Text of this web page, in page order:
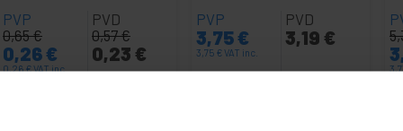
PVP
0,65€
0,26€
0,26€VAT inc.
PVD
0,57€
0,23 €
PVP
3,75€
3,75 €VAT inc.
PVD
3,19 €